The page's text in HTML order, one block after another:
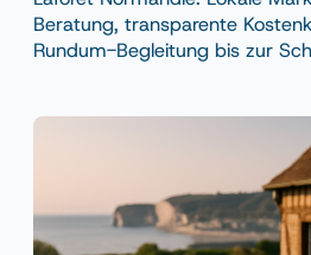
Beratung, transparente
Rundum-Begleitung bis zur